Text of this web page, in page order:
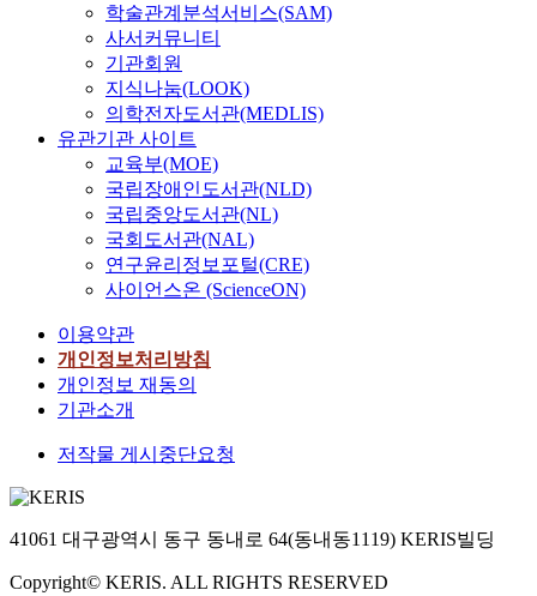
학술관계분석서비스(SAM)
사서커뮤니티
기관회원
지식나눔(LOOK)
의학전자도서관(MEDLIS)
유관기관 사이트
교육부(MOE)
국립장애인도서관(NLD)
국립중앙도서관(NL)
국회도서관(NAL)
연구윤리정보포털(CRE)
사이언스온 (ScienceON)
이용약관
개인정보처리방침
개인정보 재동의
기관소개
저작물 게시중단요청
41061 대구광역시 동구 동내로 64(동내동1119) KERIS빌딩
Copyright© KERIS. ALL RIGHTS RESERVED